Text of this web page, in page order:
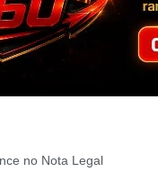
no Nota Legal